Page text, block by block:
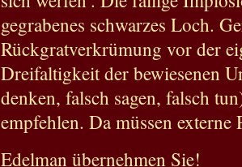
gegrabenes schwarzes Loch.
Rückgratverkrümung vor der
Dreifaltigkeit der bewiesenen
denken, falsch sagen, falsch
empfehlen. Da müssen externe
Edelman übernehmen Sie!